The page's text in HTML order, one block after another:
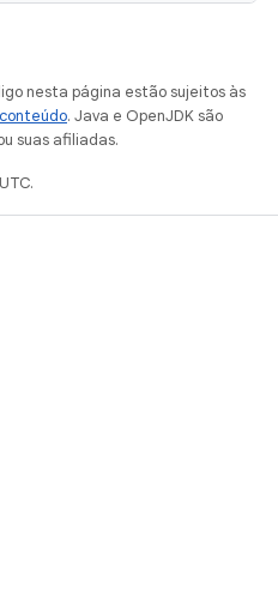
nesta página estão sujeitos às
. Java e OpenJDK são
suas afiliadas.